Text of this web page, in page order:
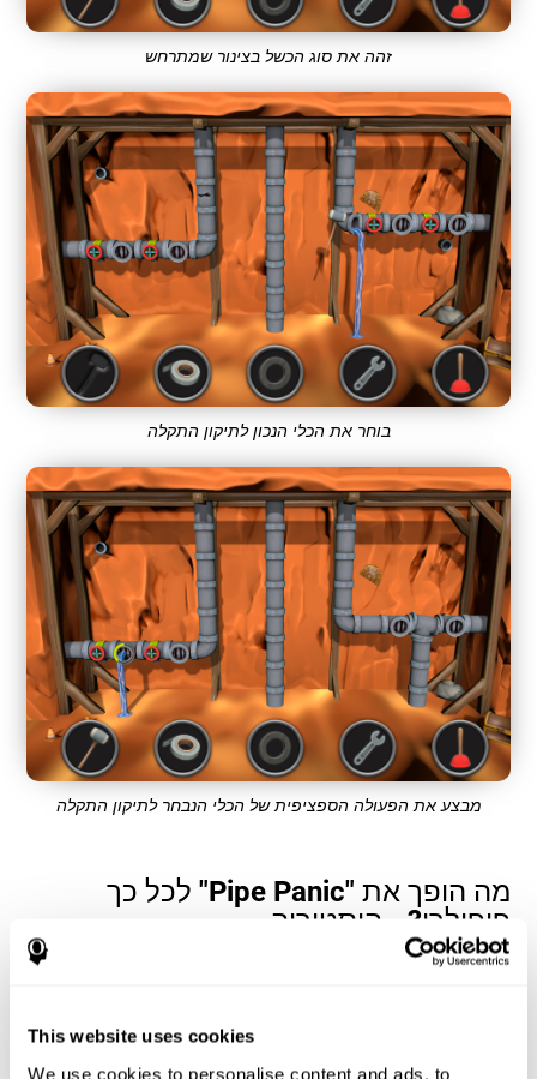
This website uses cookies
We use cookies to personalise content and ads, to
זהה את סוג הכשל בצינור שמתרחש
בוחר את הכלי הנכון לתיקון התקלה
מבצע את הפעולה הספציפית של הכלי הנבחר לתיקון התקלה
מה הופך את "Pipe Panic" לכל כך
פופולרי? - היסטוריה
משחקי זמן תגובה ותיאום עין יד, כגון "Pipe Panic", עוזרים למשתמשים
מיומנות רבה יותר של היכולות הקוגניטיביות המעורבות, מה שיעזור